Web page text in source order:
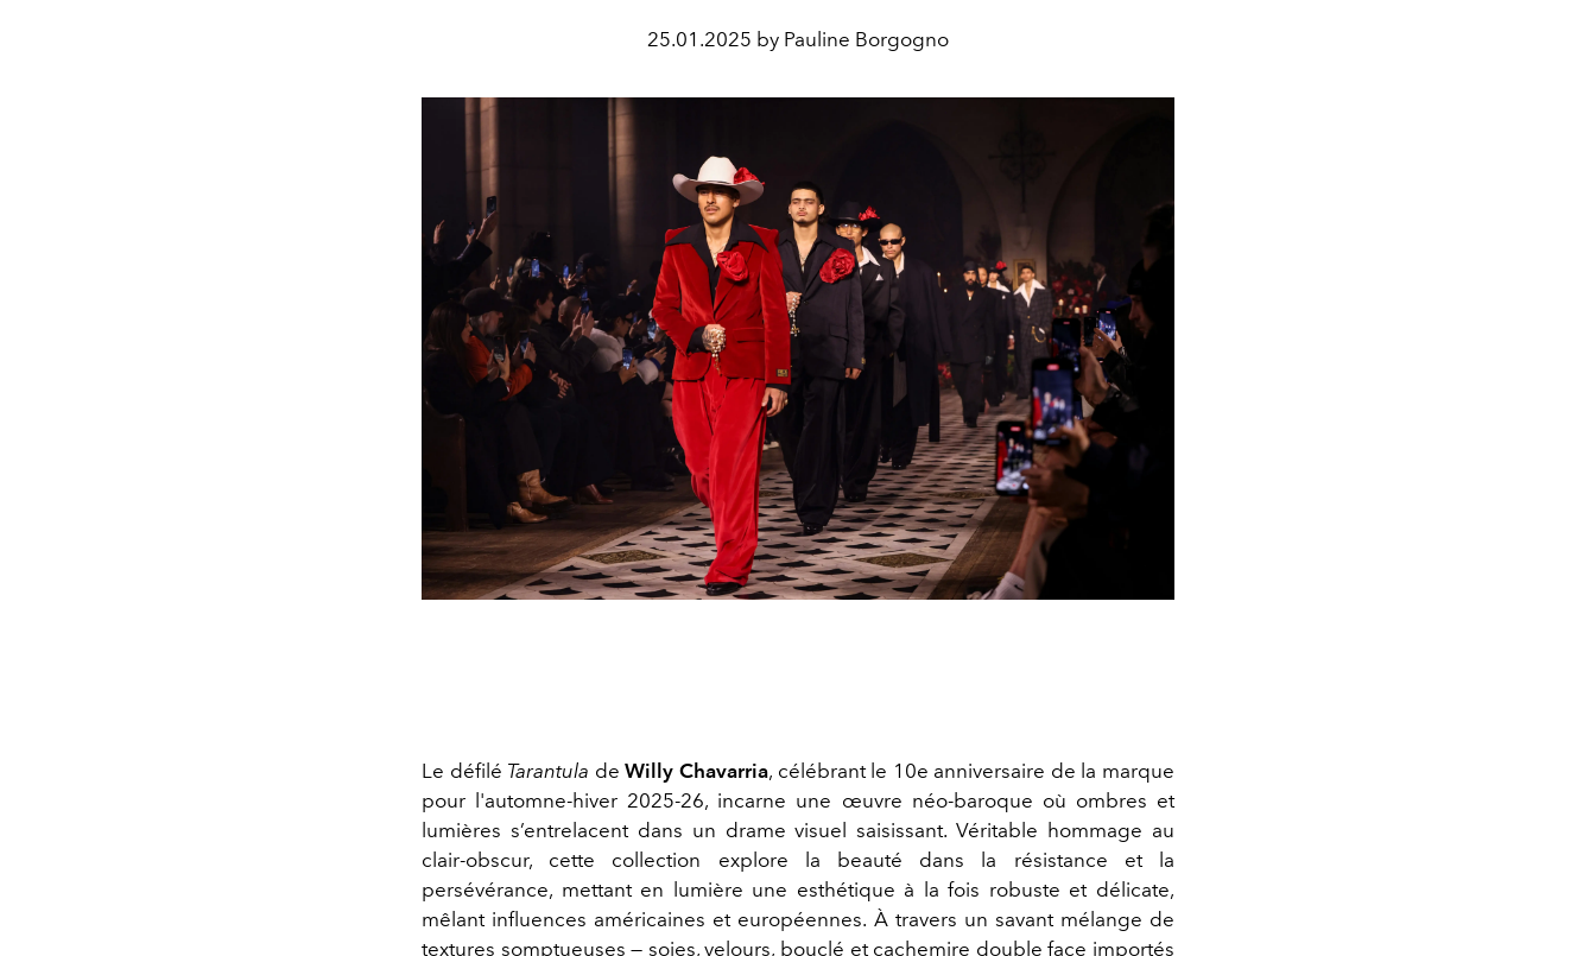
25.01.2025 by Pauline Borgogno
Le défilé Tarantula deWilly Chavarria, célébrant le 10e anniversaire de la marque
pour l'automne-hiver 2025-26, incarne une œuvre néo-baroque où ombres et
lumières s’entrelacent dans un drame visuel saisissant. Véritable hommage au
clair-obscur, cette collection explore la beauté dans la résistance et la
persévérance, mettant en lumière une esthétique à la fois robuste et délicate,
mêlant influences américaines et européennes. À travers un savant mélange de
textures somptueuses — soies, velours, bouclé et cachemire double face importés